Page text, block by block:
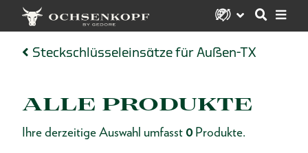
Steckschlüsseleinsätze für Außen-TX
ALLE PRODUKTE
Ihre derzeitige Auswahl umfasst 0 Produkte.